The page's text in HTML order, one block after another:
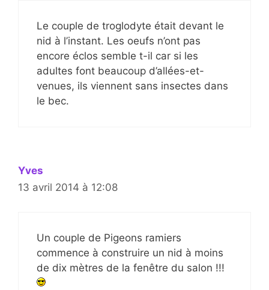
Le couple de troglodyte était devant le
nid à l’instant. Les oeufs n’ont pas
encore éclos semble t-il car si les
adultes font beaucoup d’allées-et-
venues, ils viennent sans insectes dans
le bec.
Yves
13 avril 2014 à 12:08
Un couple de Pigeons ramiers
commence à construire un nid à moins
de dix mètres de la fenêtre du salon !!!